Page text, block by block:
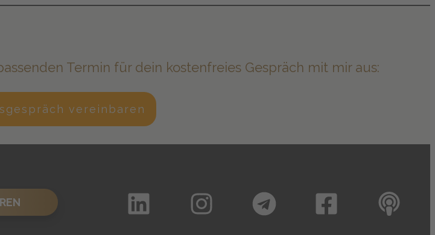
Termin für dein kostenfreies Gespräch mit mir aus:
vereinbaren